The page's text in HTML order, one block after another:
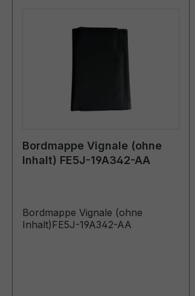
Bordmappe Vignale (ohne
Inhalt) FE5J-19A342-AA
Bordmappe Vignale (ohne
Inhalt)FE5J-19A342-AA